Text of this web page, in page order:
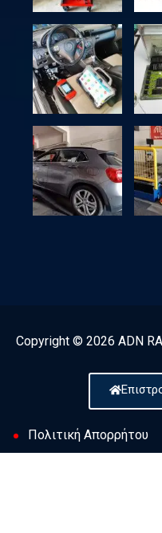
Copyright © 2026 ADN
Πολιτική Απορρήτου